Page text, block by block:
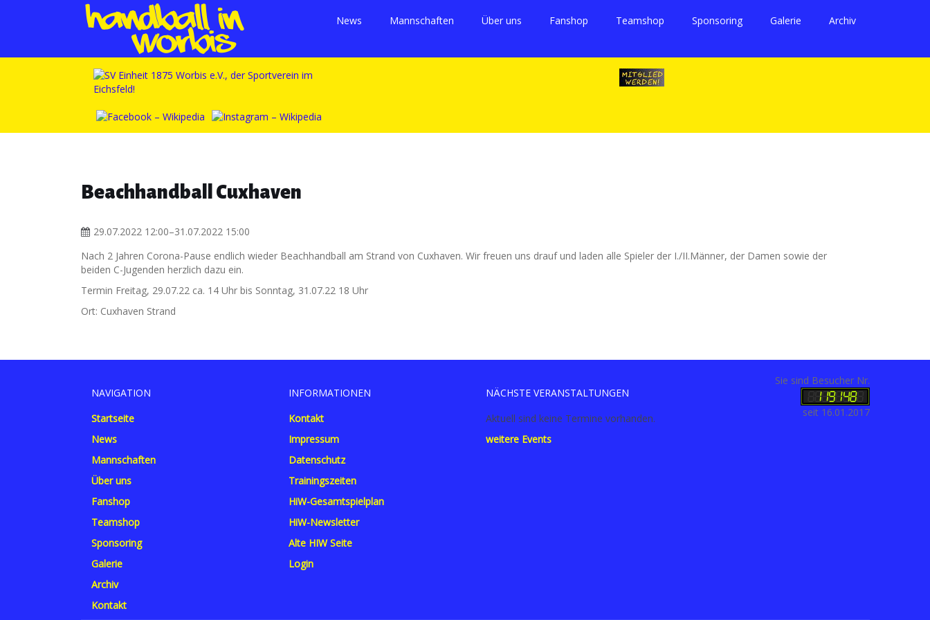
News Mannschaften Über uns Fanshop Teamshop Sponsoring Galerie Archiv
Beachhandball Cuxhaven
29.07.2022 12:00–31.07.2022 15:00
Nach 2 Jahren Corona-Pause endlich wieder Beachhandball am Strand von Cuxhaven. Wir freuen uns drauf und laden alle Spieler der I./II.Männer, der Damen sowie der
beiden C-Jugenden herzlich dazu ein.
Termin Freitag, 29.07.22 ca. 14 Uhr bis Sonntag, 31.07.22 18 Uhr
Ort: Cuxhaven Strand
NAVIGATION
Startseite
News
Mannschaften
Über uns
Fanshop
Teamshop
Sponsoring
Galerie
Archiv
Kontakt
INFORMATIONEN
Kontakt
Impressum
Datenschutz
Trainingszeiten
HiW-Gesamtspielplan
HiW-Newsletter
Alte HIW Seite
Login
NÄCHSTE VERANSTALTUNGEN
Aktuell sind keine Termine vorhanden.
weitere Events
Sie sind Besucher Nr.
seit 16.01.2017